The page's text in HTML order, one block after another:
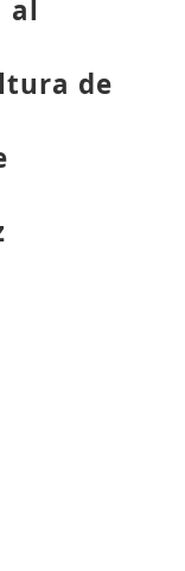
de